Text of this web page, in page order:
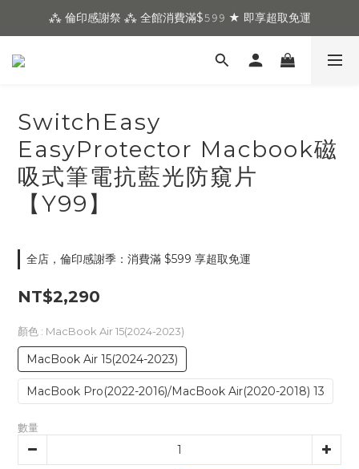
⁂ 倫印感謝祭 ⁂ 全館消費滿$𝟻𝟿𝟿 ★ 即享超取免運
SwitchEasy
EasyProtector Macbook磁
吸式筆電抗藍光防窺片
【Y99】
全店，倫印感謝季：消費滿 $599 享超取免運
NT$2,290
顏色 : MacBook Air 15(2024-2023)
MacBook Air 15(2024-2023)
MacBook Pro(2022-2016)/MacBook Air(2020-2018) 13
數量